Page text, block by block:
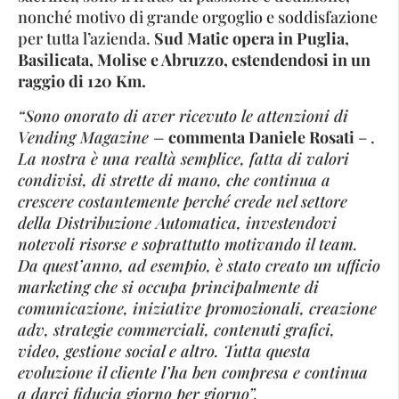
nonché motivo di grande orgoglio e soddisfazione
per tutta l’azienda. Sud Matic opera in Puglia,
Basilicata, Molise e Abruzzo, estendendosi in un
raggio di 120 Km.
“Sono onorato di aver ricevuto le attenzioni di
Vending Magazine – commenta Daniele Rosati – .
La nostra è una realtà semplice, fatta di valori
condivisi, di strette di mano, che continua a
crescere costantemente perché crede nel settore
della Distribuzione Automatica, investendovi
notevoli risorse e soprattutto motivando il team.
Da quest’anno, ad esempio, è stato creato un ufficio
marketing che si occupa principalmente di
comunicazione, iniziative promozionali, creazione
adv, strategie commerciali, contenuti grafici,
video, gestione social e altro. Tutta questa
evoluzione il cliente l’ha ben compresa e continua
a darci fiducia giorno per giorno”.